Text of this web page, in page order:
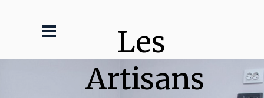
Les
Artisans